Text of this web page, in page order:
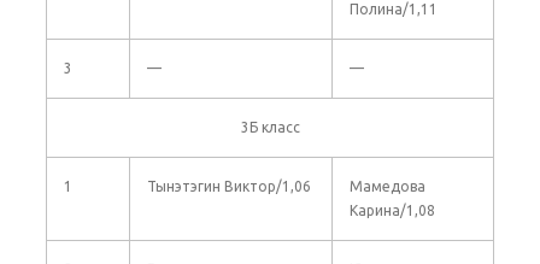
Полина/1,11
3 — —
3Б класс
1 Тынэтэгин Виктор/1,06
Мамедова
Карина/1,08